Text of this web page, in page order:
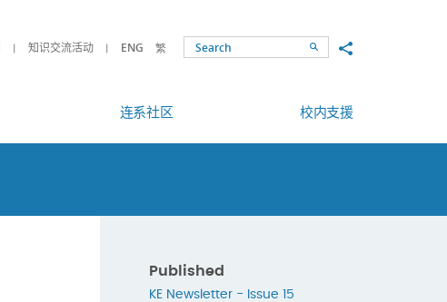
知识交流活动 ENG 繁 SearchShare to
连系社区 校内支援
Published
KE Newsletter - Issue 15